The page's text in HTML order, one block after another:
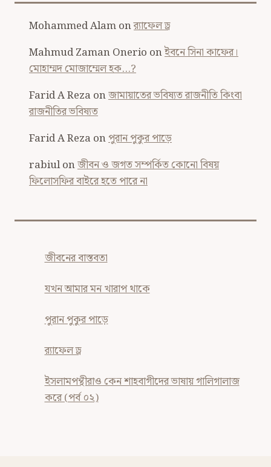
Mohammed Alamonর‍্যাফেল ড্র
Mahmud Zaman Onerio onইবনে সিনা কাফের।
মোহাম্মদ মোজাম্মেল হক…?
Farid A Reza onজামায়াতের ভবিষ্যত রাজনীতি কিংবা
রাজনীতির ভবিষ্যত
Farid A Reza onপুরান পুকুর পাড়ে
rabiulonজীবন ও জগত সম্পর্কিত কোনো বিষয়
ফিলোসফির বাইরে হতে পারে না
জীবনের বাস্তবতা
যখন আমার মন খারাপ থাকে
পুরান পুকুর পাড়ে
র‍্যাফেল ড্র
ইসলামপন্থীরাও কেন শাহবাগীদের ভাষায় গালিগালাজ
করে (পর্ব ০২)